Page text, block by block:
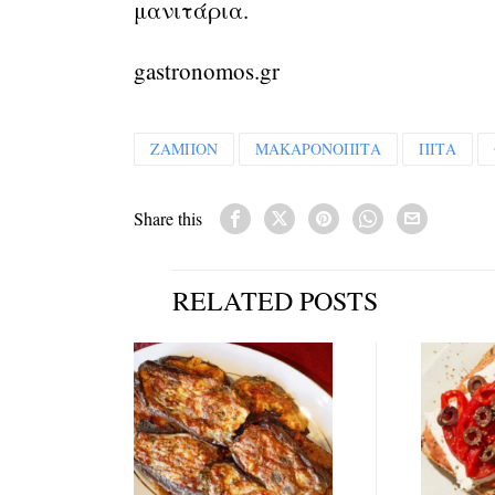
μανιτάρια.
gastronomos.gr
ΖΑΜΠΟΝ ΜΑΚΑΡΟΝΟΠΙΤΑ ΠΙΤΑ
Share this
RELATED POSTS